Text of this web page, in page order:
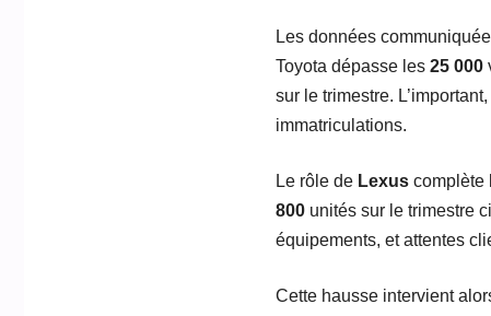
Les données
Toyota dépasse les 25 000
sur le trimestre.
immatriculations.
Le rôle de Lexus complète
800 unités sur le trimestre
équipements, et attentes
Cette hausse intervient